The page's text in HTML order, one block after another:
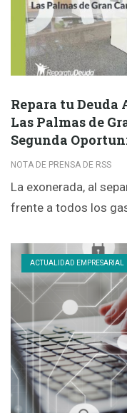
Repara tu Deuda
Las Palmas de
Segunda
NOTA DE PRENSA DE RSS
La exonerada, al
frente a todos los
ACTUALIDAD EMPRESARIAL